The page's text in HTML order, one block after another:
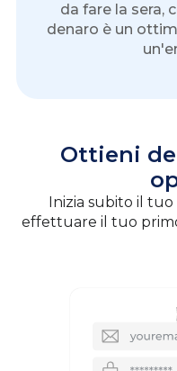
da fare la sera,
denaro è un
Ottieni
Inizia subito il
effettuare il tuo